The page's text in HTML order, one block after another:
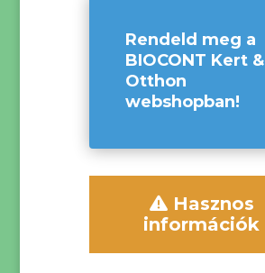
Rendeld meg a
BIOCONT Kert &
Otthon
webshopban!
Hasznos
információk